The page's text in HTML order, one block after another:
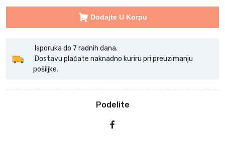
Dodajte U Korpu
Isporuka do 7 radnih dana.
Dostavu plaćate naknadno kuriru pri preuzimanju
pošiljke.
Podelite